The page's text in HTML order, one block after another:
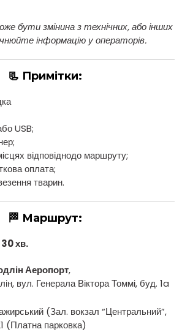
бути змінина з технічних, або інших
інформацію у операторів.
📃 Примітки:
USB;
відповіднодо маршруту;
оплата;
тварин.
🏁 Маршрут:
30 хв.
Аеропорт,
вул. Генерала Віктора Томмі, буд. 1a
(Зал. вокзал “Центральний”,
(Платна парковка)